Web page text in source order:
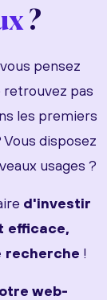
?
pensez
retrouvez pas
les premiers
disposez
usages ?
d'investir
efficace,
recherche !
web-